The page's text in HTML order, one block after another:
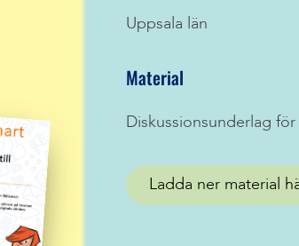
Uppsala län
Material
Diskussionsunderlag
Ladda ner material